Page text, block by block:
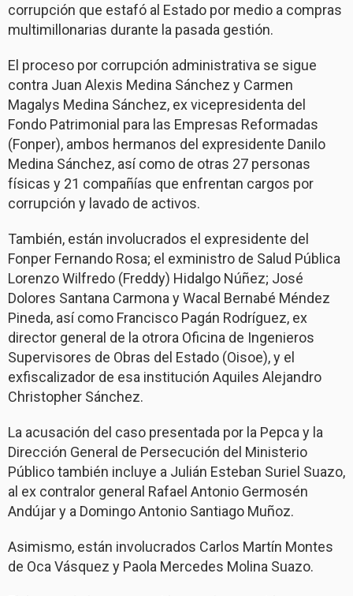
corrupción que estafó al Estado por medio a compras
multimillonarias durante la pasada gestión.
El proceso por corrupción administrativa se sigue
contra Juan Alexis Medina Sánchez y Carmen
Magalys Medina Sánchez, ex vicepresidenta del
Fondo Patrimonial para las Empresas Reformadas
(Fonper), ambos hermanos del expresidente Danilo
Medina Sánchez, así como de otras 27 personas
físicas y 21 compañías que enfrentan cargos por
corrupción y lavado de activos.
También, están involucrados el expresidente del
Fonper Fernando Rosa; el exministro de Salud Pública
Lorenzo Wilfredo (Freddy) Hidalgo Núñez; José
Dolores Santana Carmona y Wacal Bernabé Méndez
Pineda, así como Francisco Pagán Rodríguez, ex
director general de la otrora Oficina de Ingenieros
Supervisores de Obras del Estado (Oisoe), y el
exfiscalizador de esa institución Aquiles Alejandro
Christopher Sánchez.
La acusación del caso presentada por la Pepca y la
Dirección General de Persecución del Ministerio
Público también incluye a Julián Esteban Suriel Suazo,
al ex contralor general Rafael Antonio Germosén
Andújar y a Domingo Antonio Santiago Muñoz.
Asimismo, están involucrados Carlos Martín Montes
de Oca Vásquez y Paola Mercedes Molina Suazo.